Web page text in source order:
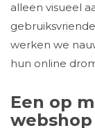
alleen visueel
werken we
hun online
Een op